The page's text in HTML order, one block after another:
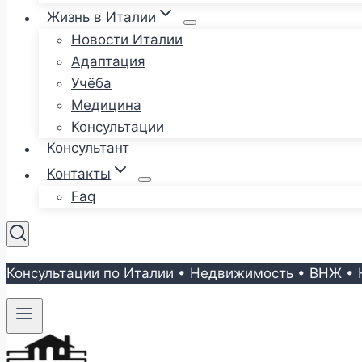
Жизнь в Италии
Новости Италии
Адаптация
Учёба
Медицина
Консультации
Консультант
Контакты
Faq
Консультации по Италии • Недвижимость • ВНЖ •